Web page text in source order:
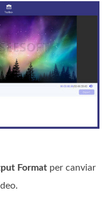
Format per canviar